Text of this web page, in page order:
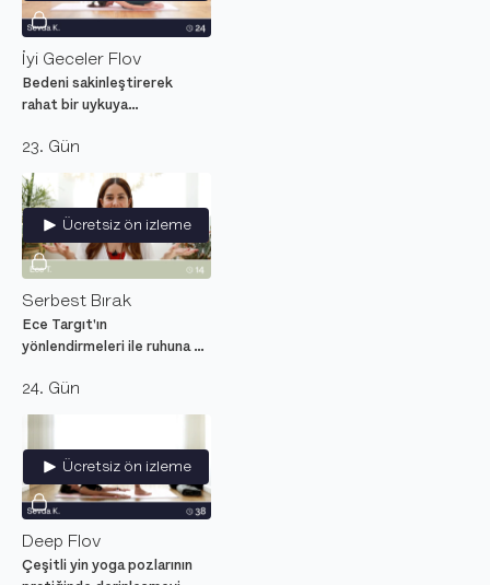
İyi Geceler Flov
Bedeni sakinleştirerek
rahat bir uykuya
seviyesi, yumuşak yoga
dersi.
23. Gün
Ücretsiz ön izleme
Serbest Bırak
Ece Targıt'ın
yönlendirmeleri ile ruhuna ve
edip serbest bırakarak
özgürleşmene yardım
24. Gün
Ücretsiz ön izleme
Deep Flov
Çeşitli yin yoga pozlarının